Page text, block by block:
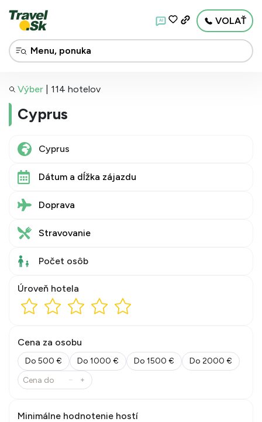
AI VOLAŤ
Výber 114 hotelov
Cyprus
Dátum a dĺžka zájazdu
Doprava
Stravovanie
Počet osôb
Úroveň hotela
Cena za osobu
Do 500 € Do 1000 € Do 1500 € Do 2000 €
Minimálne hodnotenie hostí